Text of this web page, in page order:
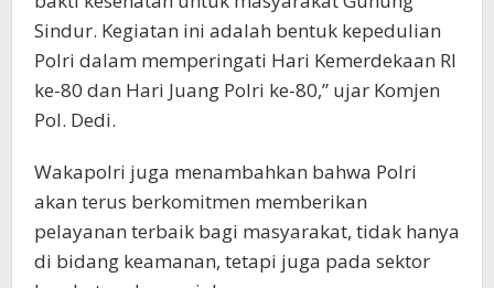
Sindur. Kegiatan ini adalah bentuk kepedulian
Polri dalam memperingati Hari Kemerdekaan RI
ke-80 dan Hari Juang Polri ke-80,” ujar Komjen
Pol. Dedi.
Wakapolri juga menambahkan bahwa Polri
akan terus berkomitmen memberikan
pelayanan terbaik bagi masyarakat, tidak hanya
di bidang keamanan, tetapi juga pada sektor